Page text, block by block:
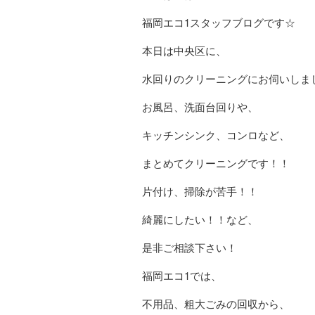
福岡エコ1スタッフブログです☆
本日は中央区に、
水回りのクリーニングにお伺いしま
お風呂、洗面台回りや、
キッチンシンク、コンロなど、
まとめてクリーニングです！！
片付け、掃除が苦手！！
綺麗にしたい！！など、
是非ご相談下さい！
福岡エコ1では、
不用品、粗大ごみの回収から、